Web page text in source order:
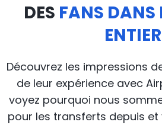
DES FANS DANS
ENTIER
Découvrez les impressions
de leur expérience avec
voyez pourquoi nous
pour les transferts depuis